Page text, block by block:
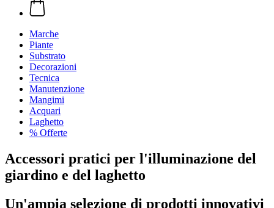
Marche
Piante
Substrato
Decorazioni
Tecnica
Manutenzione
Mangimi
Acquari
Laghetto
% Offerte
Accessori pratici per l'illuminazione del
giardino e del laghetto
Un'ampia selezione di prodotti innovativi